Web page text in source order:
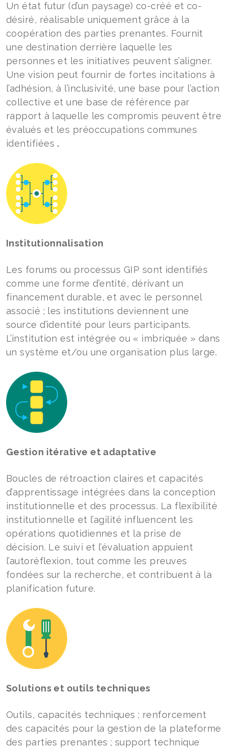
Un état futur (d’un paysage) co-créé et co-
désiré, réalisable uniquement grâce à la
coopération des parties prenantes. Fournit
une destination derrière laquelle les
personnes et les initiatives peuvent s’aligner.
Une vision peut fournir de fortes incitations à
l’adhésion, à l’inclusivité, une base pour l’action
collective et une base de référence par
rapport à laquelle les compromis peuvent être
évalués et les préoccupations communes
identifiées .
Institutionnalisation
Les forums ou processus GIP sont identifiés
comme une forme d’entité, dérivant un
financement durable, et avec le personnel
associé ; les institutions deviennent une
source d’identité pour leurs participants.
L’institution est intégrée ou « imbriquée » dans
un système et/ou une organisation plus large.
Gestion itérative et adaptative
Boucles de rétroaction claires et capacités
d’apprentissage intégrées dans la conception
institutionnelle et des processus. La flexibilité
institutionnelle et l’agilité influencent les
opérations quotidiennes et la prise de
décision. Le suivi et l’évaluation appuient
l’autoréflexion, tout comme les preuves
fondées sur la recherche, et contribuent à la
planification future.
Solutions et outils techniques
Outils, capacités techniques ; renforcement
des capacités pour la gestion de la plateforme
des parties prenantes ; support technique